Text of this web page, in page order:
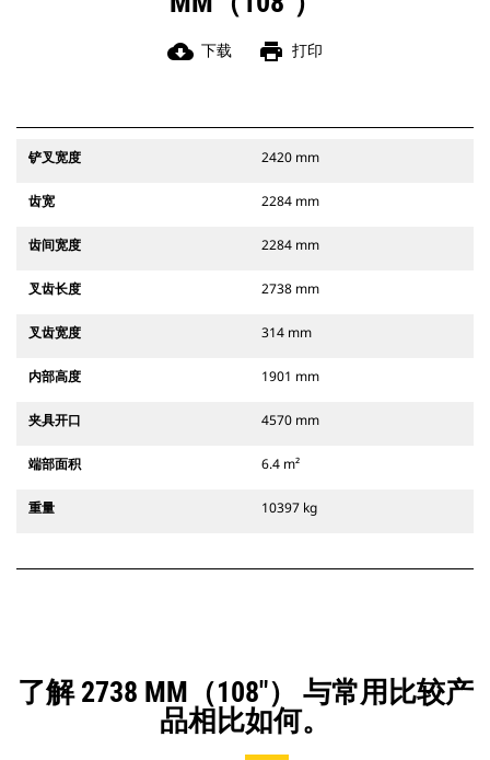
cloud_download 下载 print 打印
铲叉宽度 2420 mm
齿宽 2284 mm
齿间宽度 2284 mm
叉齿长度 2738 mm
叉齿宽度 314 mm
内部高度 1901 mm
夹具开口 4570 mm
端部面积 6.4 m²
重量 10397 kg
了解 2738 MM（108"） 与常用比较产
品相比如何。